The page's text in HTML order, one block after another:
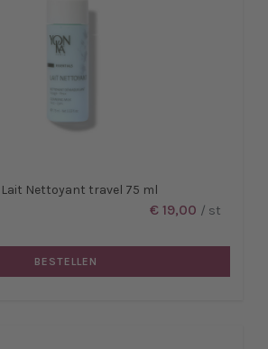
Lait Nettoyant travel 75 ml
€ 19,00 / st
BESTELLEN